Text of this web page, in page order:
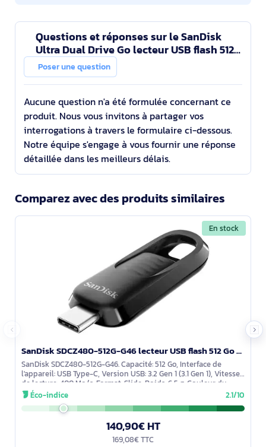
Questions et réponses sur le SanDisk
Ultra Dual Drive Go lecteur USB flash 512
Go USB Type-C 3.2 Gen 1 (3.1 Gen 1)
Lavande
Poser une question
Aucune question n'a été formulée concernant ce
produit. Nous vous invitons à partager vos
interrogations à travers le formulaire ci-dessous.
Notre équipe s'engage à vous fournir une réponse
détaillée dans les meilleurs délais.
Comparez avec des produits similaires
En stock
SanDisk SDCZ480-512G-G46 lecteur USB flash 512 Go USB Type-C 3.2 Gen 1 (3.1 Gen 1) Noir
SanDisk SDCZ480-512G-G46. Capacité: 512 Go, Interface de
l'appareil: USB Type-C, Version USB: 3.2 Gen 1 (3.1 Gen 1), Vitesse
de lecture: 400 Mo/s. Format: Slide. Poids: 6,5 g. Couleur du
produit: Noir
Éco-indice 2.1/10
140,90€ HT
169,08€ TTC